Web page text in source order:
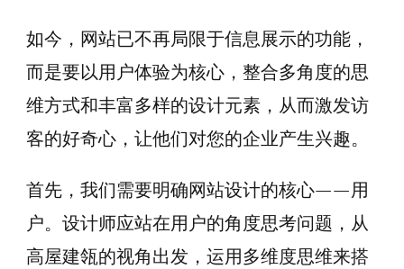
如今，网站已不再局限于信息展示的功能，
而是要以用户体验为核心，整合多角度的思
维方式和丰富多样的设计元素，从而激发访
客的好奇心，让他们对您的企业产生兴趣。
首先，我们需要明确网站设计的核心——用
户。设计师应站在用户的角度思考问题，从
高屋建瓴的视角出发，运用多维度思维来搭